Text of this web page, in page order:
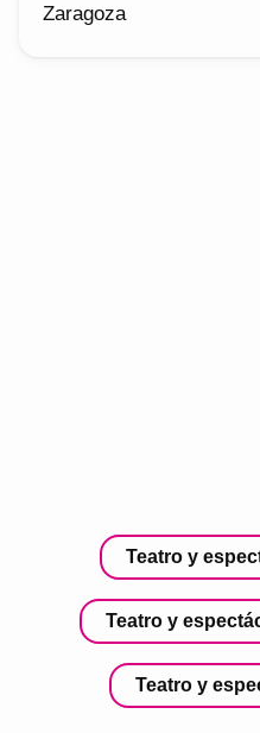
Zaragoza
Teatro y
Teatro y
Teatro y